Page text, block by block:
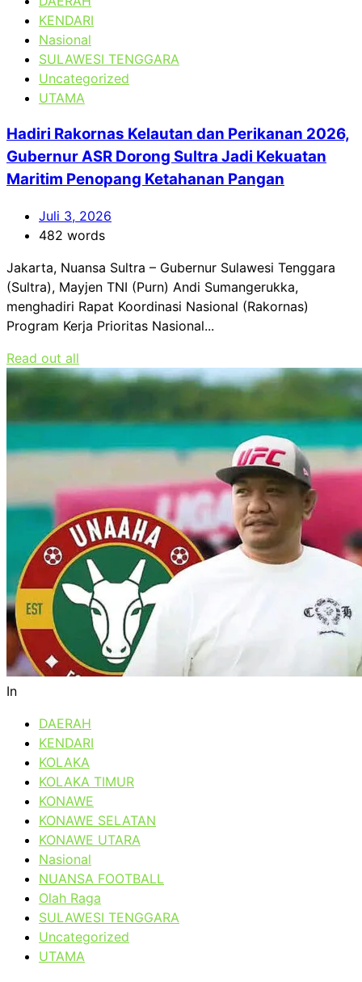
KENDARI
Nasional
SULAWESI TENGGARA
Uncategorized
UTAMA
Hadiri Rakornas Kelautan dan Perikanan 2026,
Gubernur ASR Dorong Sultra Jadi Kekuatan
Maritim Penopang Ketahanan Pangan
Juli 3, 2026
482 words
Jakarta, Nuansa Sultra – Gubernur Sulawesi Tenggara
(Sultra), Mayjen TNI (Purn) Andi Sumangerukka,
menghadiri Rapat Koordinasi Nasional (Rakornas)
Program Kerja Prioritas Nasional...
Read out all
In
DAERAH
KENDARI
KOLAKA
KOLAKA TIMUR
KONAWE
KONAWE SELATAN
KONAWE UTARA
Nasional
NUANSA FOOTBALL
Olah Raga
SULAWESI TENGGARA
Uncategorized
UTAMA